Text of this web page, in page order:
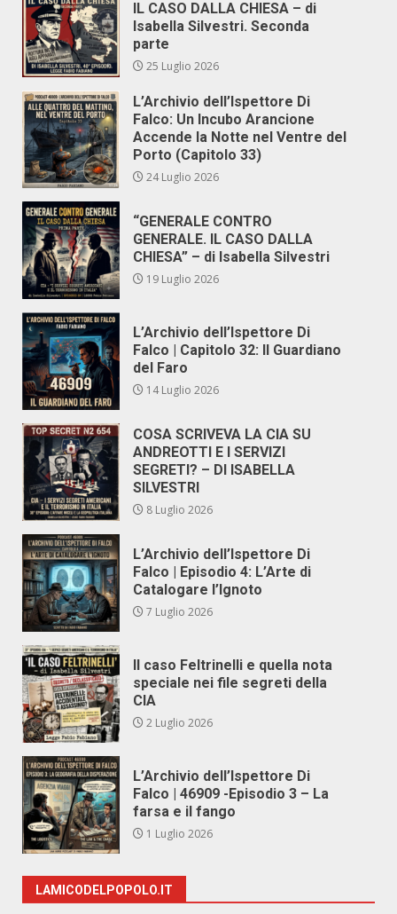
IL CASO DALLA CHIESA – di
Isabella Silvestri. Seconda
parte
25 Luglio 2026
L’Archivio dell’Ispettore Di
Falco: Un Incubo Arancione
Accende la Notte nel Ventre del
Porto (Capitolo 33)
24 Luglio 2026
“GENERALE CONTRO
GENERALE. IL CASO DALLA
CHIESA” – di Isabella Silvestri
19 Luglio 2026
L’Archivio dell’Ispettore Di
Falco | Capitolo 32: Il Guardiano
del Faro
14 Luglio 2026
COSA SCRIVEVA LA CIA SU
ANDREOTTI E I SERVIZI
SEGRETI? – DI ISABELLA
SILVESTRI
8 Luglio 2026
L’Archivio dell’Ispettore Di
Falco | Episodio 4: L’Arte di
Catalogare l’Ignoto
7 Luglio 2026
Il caso Feltrinelli e quella nota
speciale nei file segreti della
CIA
2 Luglio 2026
L’Archivio dell’Ispettore Di
Falco | 46909 -Episodio 3 – La
farsa e il fango
1 Luglio 2026
LAMICODELPOPOLO.IT